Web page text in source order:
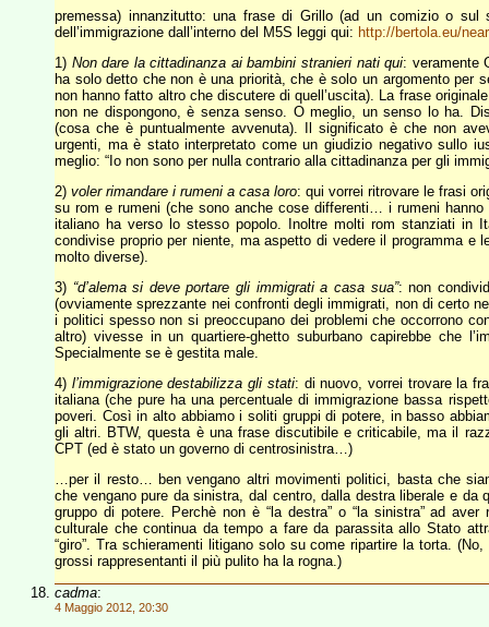
premessa) innanzitutto: una frase di Grillo (ad un comizio o
dell’immigrazione dall’interno del M5S leggi qui: http://bertola.eu/
1) Non dare la cittadinanza ai bambini stranieri nati qui: veramente
ha solo detto che non è una priorità, che è solo un argomento per
non hanno fatto altro che discutere di quell’uscita). La frase
non ne dispongono, è senza senso. O meglio, un senso lo ha.
(cosa che è puntualmente avvenuta). Il significato è che non
urgenti, ma è stato interpretato come un giudizio negativo sullo
meglio: “Io non sono per nulla contrario alla cittadinanza per gli
2) voler rimandare i rumeni a casa loro: qui vorrei ritrovare le frasi
su rom e rumeni (che sono anche cose differenti… i rumeni
italiano ha verso lo stesso popolo. Inoltre molti rom stanziati in
condivise proprio per niente, ma aspetto di vedere il programma e
molto diverse).
3) “d’alema si deve portare gli immigrati a casa sua”: non
(ovviamente sprezzante nei confronti degli immigrati, non di certo
i politici spesso non si preoccupano dei problemi che occorrono
altro) vivesse in un quartiere-ghetto suburbano capirebbe che
Specialmente se è gestita male.
4) l’immigrazione destabilizza gli stati: di nuovo, vorrei trovare la
italiana (che pure ha una percentuale di immigrazione bassa
poveri. Così in alto abbiamo i soliti gruppi di potere, in basso
gli altri. BTW, questa è una frase discutibile e criticabile, ma il
CPT (ed è stato un governo di centrosinistra…)
…per il resto… ben vengano altri movimenti politici, basta che
che vengano pure da sinistra, dal centro, dalla destra liberale e
gruppo di potere. Perchè non è “la destra” o “la sinistra” ad
culturale che continua da tempo a fare da parassita allo Stato
“giro”. Tra schieramenti litigano solo su come ripartire la torta.
grossi rappresentanti il più pulito ha la rogna.)
cadma:
4 Maggio 2012, 20:30